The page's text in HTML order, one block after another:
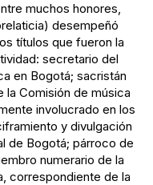
muchos honores,
desempeñó
títulos que fueron la
secretario del
en Bogotá; sacristán
la Comisión de música
involucrado en los
y divulgación
de Bogotá; párroco de
numerario de la
correspondiente de la